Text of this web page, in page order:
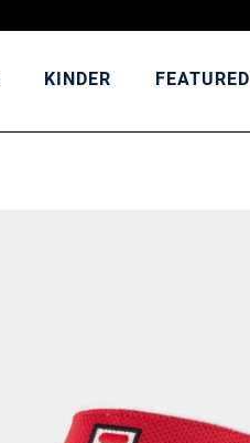
KINDER FEATURED